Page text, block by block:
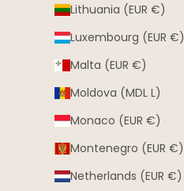
Lithuania (EUR €)
Luxembourg (EUR €)
Malta (EUR €)
Moldova (MDL L)
Monaco (EUR €)
Montenegro (EUR €)
Netherlands (EUR €)